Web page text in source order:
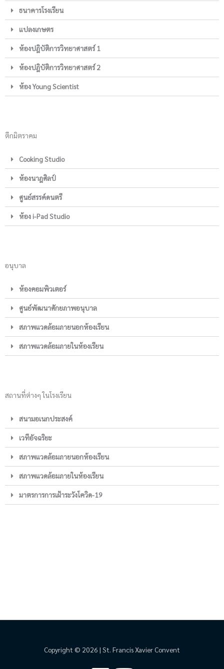
ธนาคารโรงเรียน
แปลงเกษตร
ห้องปฎิบัติการวิทยาศาสตร์ 1
ห้องปฎิบัติการวิทยาศาสตร์ 2
ห้อง Young Scientist
ตึกมิตราคม
Cooking Studio
ห้องนาฎศิลป์
ศูนย์สรรค์ดนตรี
ห้อง i-Pad Studio
อนุบาล
ห้องคอมพิวเตอร์
ศูนย์พัฒนาศักยภาพอนุบาล
สภาพแวดล้อมภายนอกห้องเรียน
สภาพแวดล้อมภายในห้องเรียน
สถานที่ต่างๆ ในโรงเรียน
สนามอเนกประสงค์
เวทีอัจฉริยะ
สภาพแวดล้อมภายนอกห้องเรียน
สภาพแวดล้อมภายในห้องเรียน
มาตรการการเฝ้าระวังโควิด-19
Copyright © 2026 | St. Francis Xavier Convent